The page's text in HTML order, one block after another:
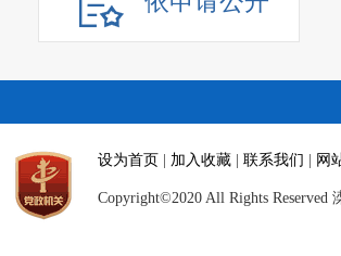
设为首页 加入收藏 联系我们 网
Copyright©2020 All Rights